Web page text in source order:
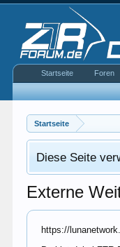
Startseite
Diese Seite
Externe
https://
Startseite Foren